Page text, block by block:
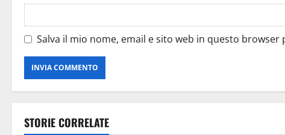
Salva il mio nome, email e sito web in questo
STORIE CORRELATE